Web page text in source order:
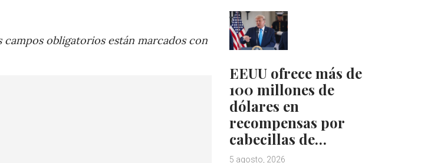
campos obligatorios están marcados con
EEUU ofrece más de
100 millones de
dólares en
recompensas por
cabecillas de…
5 agosto, 2026